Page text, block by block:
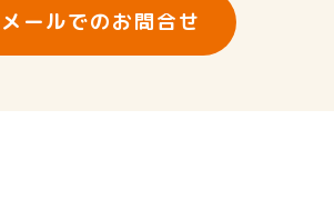
メールでのお問合せ